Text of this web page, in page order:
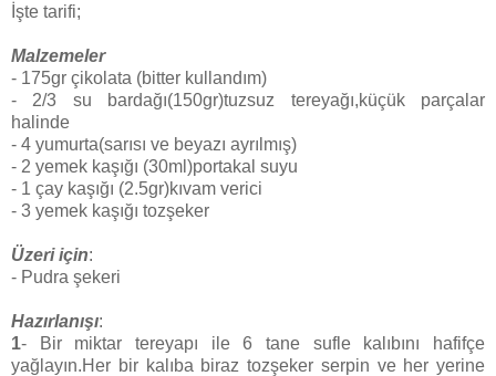
İşte tarifi;
Malzemeler
- 175gr çikolata (bitter kullandım)
- 2/3 su bardağı(150gr)tuzsuz tereyağı,küçük parçalar
halinde
- 4 yumurta(sarısı ve beyazı ayrılmış)
- 2 yemek kaşığı (30ml)portakal suyu
- 1 çay kaşığı (2.5gr)kıvam verici
- 3 yemek kaşığı tozşeker
Üzeri için:
- Pudra şekeri
Hazırlanışı:
1- Bir miktar tereyapı ile 6 tane sufle kalıbını hafifçe
yağlayın.Her bir kalıba biraz tozşeker serpin ve her yerine